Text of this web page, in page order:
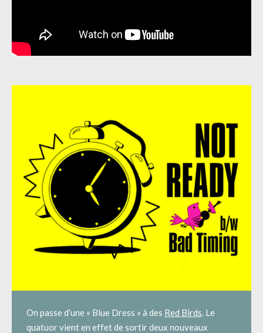
On passe d’une « Blue Dress » à des Red Birds. Le
quatuor vient en effet de sortir deux nouveaux